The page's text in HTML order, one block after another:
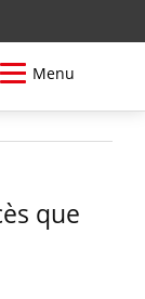
Menu
que